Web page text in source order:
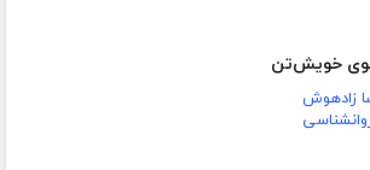
خویش‌تن
زادهوش